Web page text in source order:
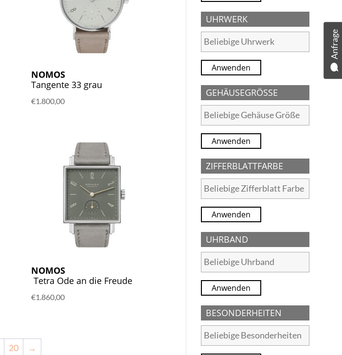
NOMOS
Tangente 33 grau
€1.800,00
NOMOS
Tetra Ode an die Freude
€1.860,00
20 →
UHRWERK
Anwenden
GEHÄUSEGRÖSSE
Anwenden
ZIFFERBLATTFARBE
Anwenden
UHRBAND
Anwenden
BESONDERHEITEN
Anfrage